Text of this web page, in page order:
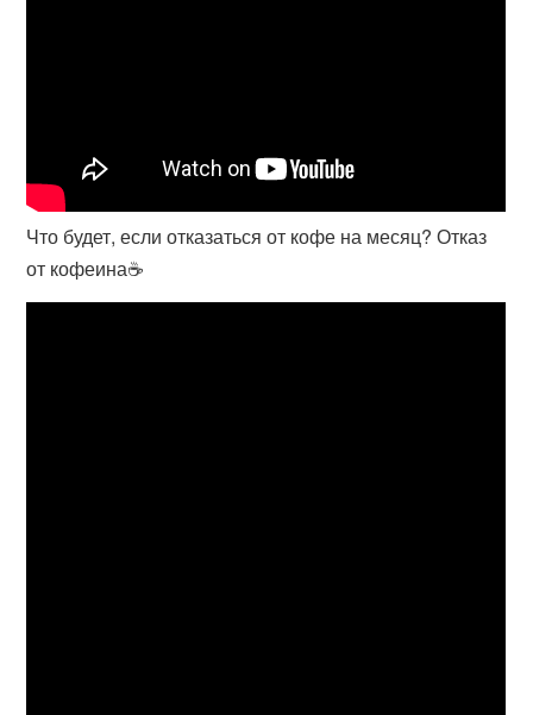
Что будет, если отказаться от кофе на месяц? Отказ
от кофеина☕️